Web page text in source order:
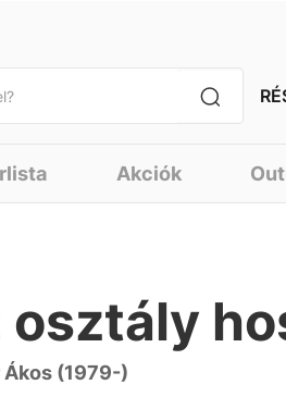
Akciók
osztály
Ákos (1979-)